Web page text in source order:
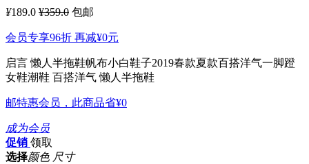
¥189.0 ¥359.0 包邮
会员专享96折 再减¥0元
启言 懒人半拖鞋帆布小白鞋子2019春款夏款百搭洋气一脚蹬
女鞋潮鞋 百搭洋气 懒人半拖鞋
邮特惠会员，此商品省¥0
成为会员
促销 领取
选择颜色 尺寸